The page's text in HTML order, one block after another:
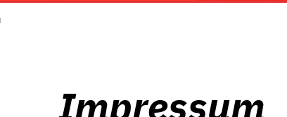
Impressum